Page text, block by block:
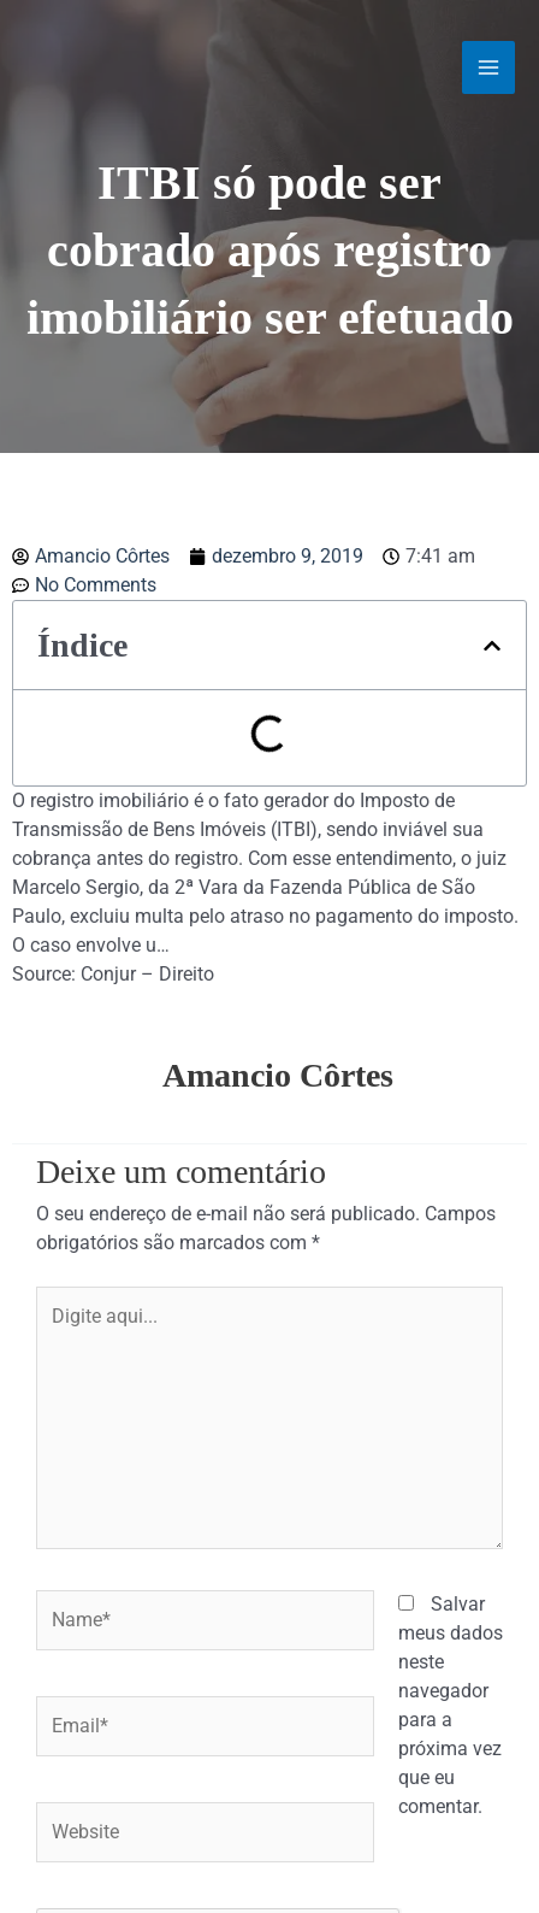
ITBI só pode ser
cobrado após registro
imobiliário ser efetuado
Amancio Côrtes dezembro 9, 2019
7:41 am
No Comments
Índice
O registro imobiliário é o fato gerador do Imposto de
Transmissão de Bens Imóveis (ITBI), sendo inviável sua
cobrança antes do registro. Com esse entendimento, o juiz
Marcelo Sergio, da 2ª Vara da Fazenda Pública de São
Paulo, excluiu multa pelo atraso no pagamento do imposto.
O caso envolve u…
Source: Conjur – Direito
Amancio Côrtes
Deixe um comentário
O seu endereço de e-mail não será publicado. Campos
obrigatórios são marcados com *
aqui...
Salvar
meus dados
neste
navegador
para a
próxima vez
que eu
comentar.